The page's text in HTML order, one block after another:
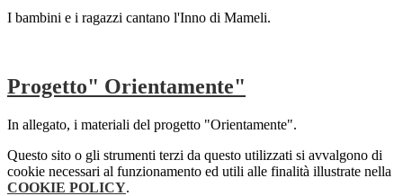
I bambini e i ragazzi cantano l'Inno di Mameli.
Progetto" Orientamente"
In allegato, i materiali del progetto "Orientamente".
Questo sito o gli strumenti terzi da questo utilizzati si avvalgono di
cookie necessari al funzionamento ed utili alle finalità illustrate nella
COOKIE POLICY.